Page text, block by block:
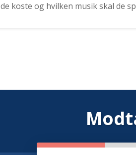
de koste og hvilken musik skal de